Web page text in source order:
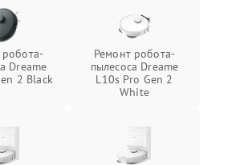
Dreame
2 Black
Ремонт робота-
пылесоса Dreame
L10s Pro Gen 2
White